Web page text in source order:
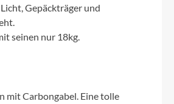
Gepäckträger und
seinen nur 18kg.
mit Carbongabel. Eine tolle